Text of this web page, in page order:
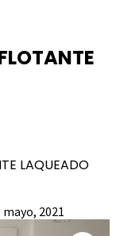
LAQUEADO
mayo, 2021